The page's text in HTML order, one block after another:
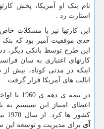
نام بنک او آمریکا، پخش
استارت زد
این کارتها نیز با مشکلات
حدی موفقیت آمیز بود که بنک
این طرح توسط بانکی دیگر،
کارتهای اعتباری به سان
اینکه در مدتی کوتاه، بیش از
ایالت های آمریکا قرار گرفت.
در نیمه
اعطای امتیاز این سیستم به
کشور ها کرد. از سال 1970 نیز یک کمپانی مستقل به نام
آی برای مدیریت و توسعه این